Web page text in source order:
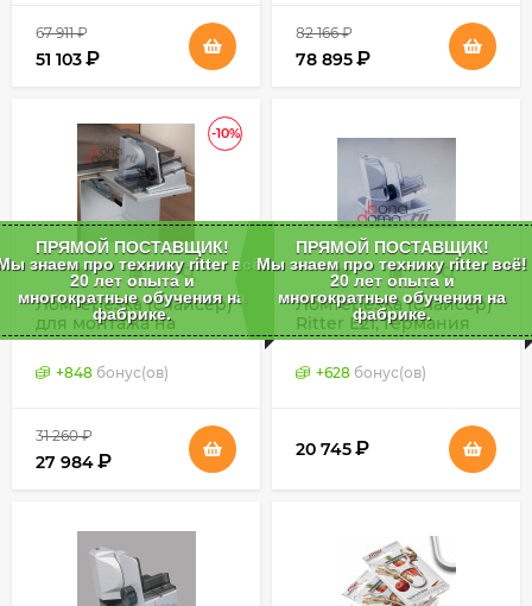
67 911 ₽
51 103₽
82 166 ₽
78 895₽
-10%
ПРЯМОЙ ПОСТАВЩИК!
знаем про технику ritter всё!
20 лет опыта и
многократные обучения на
фабрике.
Ломтерезка (слайсер)
для монтажа на
панели подъемного
механизма Ritter E120,
Германия
+848 бонус(ов)
31 260 ₽
27 984₽
ПРЯМОЙ ПОСТАВЩИК!
Мы знаем про технику ritter всё!
20 лет опыта и
многократные обучения на
фабрике.
Ломтерезка (слайсер)
Ritter E21, Германия
+628 бонус(ов)
20 745₽